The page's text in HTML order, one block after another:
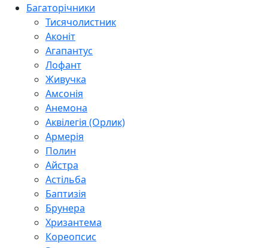
Багаторічники
Тисячолистник
Аконіт
Агапантус
Лофант
Живучка
Амсонія
Анемона
Аквілегія (Орлик)
Армерія
Полин
Айстра
Астільба
Баптизія
Брунера
Хризантема
Кореопсис